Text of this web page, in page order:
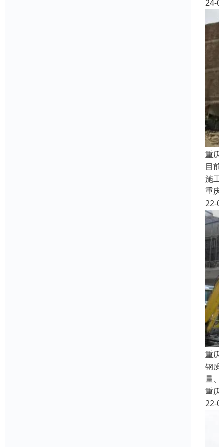
24-
重
目
施
重
22-
重
钢
量
重
22-